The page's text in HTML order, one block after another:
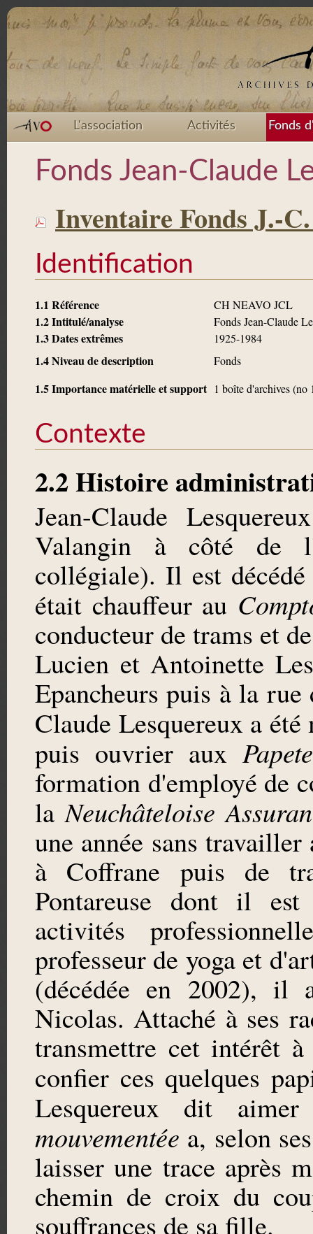
L'association Activités Fonds
Fonds Jean-Claude
Inventaire Fonds J.-
Identification
1.1 Référence CH NEAVO JCL
1.2 Intitulé/analyse Fonds Jean-Claude
1.3 Dates extrêmes 1925-1984
1.4 Niveau de description Fonds
1.5 Importance matérielle et support 1 boîte d'archives (no
Contexte
2.2 Histoire
Jean-Claude
Valangin à côté de
collégiale). Il est
était chauffeur au
conducteur de trams et
Lucien et Antoinette
Epancheurs puis à la
Claude Lesquereux a
puis ouvrier aux
formation d'employé de
laNeuchâteloise
une année sans
à Coffrane puis de
Pontareuse dont il
activités
professeur de yoga et
(décédée en 2002), il
Nicolas. Attaché à ses
transmettre cet intérêt
confier ces quelques
Lesquereux dit
mouvementée a, selon
laisser une trace après
chemin de croix du
souffrances de sa fille.